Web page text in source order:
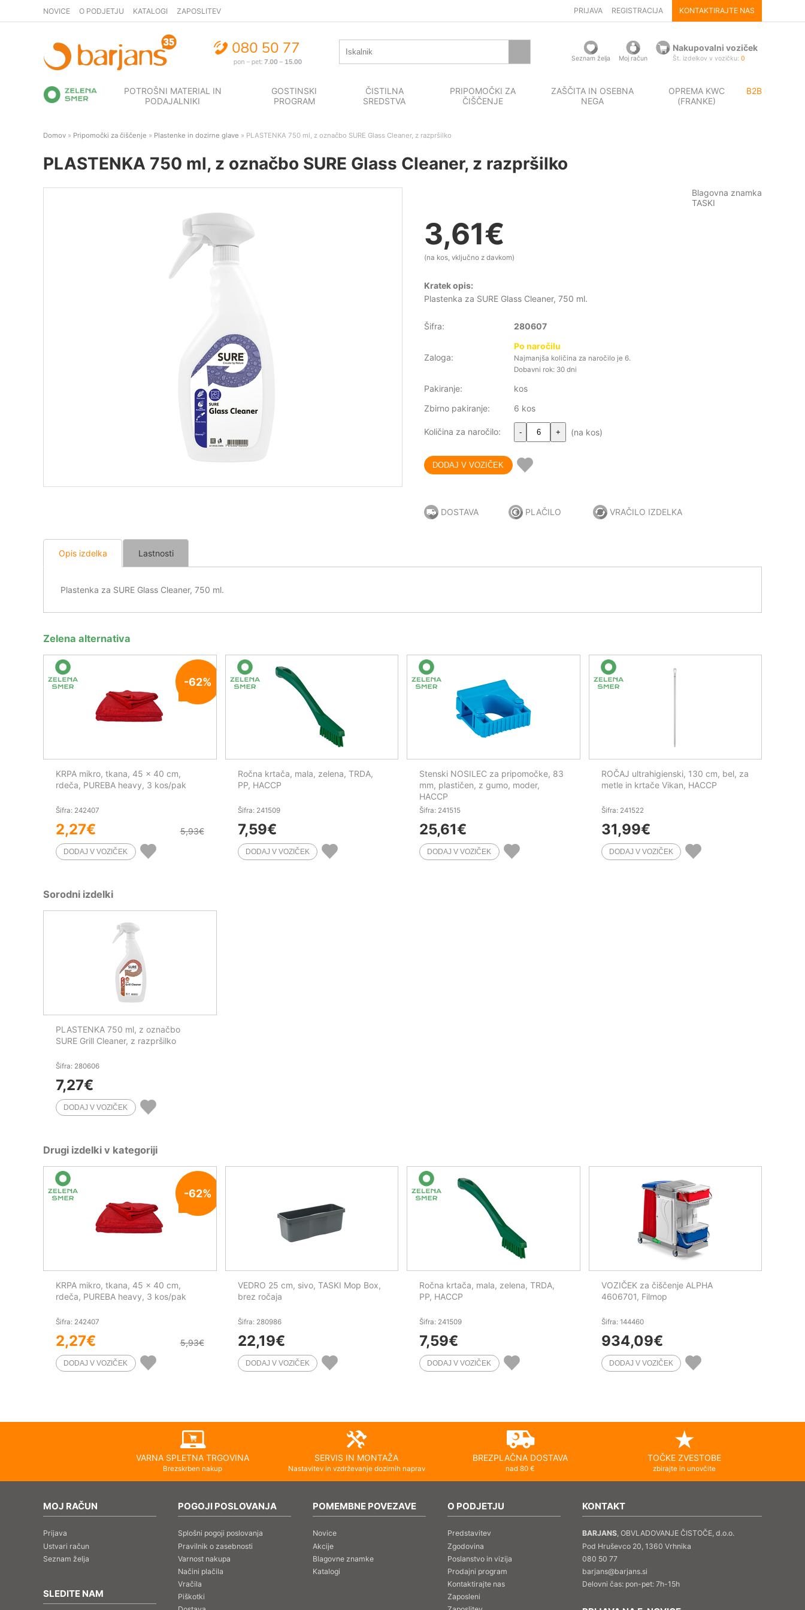
NOVICE O PODJETJU KATALOGI ZAPOSLITEV PRIJAVA REGISTRACIJA KONTAKTIRAJTE NAS
Seznam želja Moj račun
Nakupovalni voziček
Št. izdelkov v vozičku: 0
POTROŠNI MATERIAL IN
PODAJALNIKI
GOSTINSKI
PROGRAM
ČISTILNA
SREDSTVA
PRIPOMOČKI ZA
ČIŠČENJE
ZAŠČITA IN OSEBNA
NEGA
OPREMA KWC
(FRANKE)
B2B
Domov » Pripomočki za čiščenje » Plastenke in dozirne glave » PLASTENKA 750 ml, z označbo SURE Glass Cleaner, z razpršilko
PLASTENKA 750 ml, z označbo SURE Glass Cleaner, z razpršilko
Blagovna znamka
TASKI
3,61€
(na kos, vključno z davkom)
Kratek opis:
Plastenka za SURE Glass Cleaner, 750 ml.
Šifra: 280607
Zaloga:
Po naročilu
Najmanjša količina za naročilo je 6.
Dobavni rok: 30 dni
Pakiranje:
kos
Zbirno pakiranje:
6 kos
Količina za naročilo: - + (na kos)
DOSTAVA PLAČILO VRAČILO IZDELKA
Opis izdelka Lastnosti
Plastenka za SURE Glass Cleaner, 750 ml.
Zelena alternativa
-62%
KRPA mikro, tkana, 45 x 40 cm,
rdeča, PUREBA heavy, 3 kos/pak
Šifra: 242407
2,27€ 5,93€
Ročna krtača, mala, zelena, TRDA,
PP, HACCP
Šifra: 241509
7,59€
Stenski NOSILEC za pripomočke, 83
mm, plastičen, z gumo, moder,
HACCP
Šifra: 241515
25,61€
ROČAJ ultrahigienski, 130 cm, bel, za
metle in krtače Vikan, HACCP
Šifra: 241522
31,99€
Sorodni izdelki
PLASTENKA 750 ml, z označbo
SURE Grill Cleaner, z razpršilko
Šifra: 280606
7,27€
Drugi izdelki v kategoriji
-62%
KRPA mikro, tkana, 45 x 40 cm,
rdeča, PUREBA heavy, 3 kos/pak
Šifra: 242407
2,27€ 5,93€
VEDRO 25 cm, sivo, TASKI Mop Box,
brez ročaja
Šifra: 280986
22,19€
Ročna krtača, mala, zelena, TRDA,
PP, HACCP
Šifra: 241509
7,59€
VOZIČEK za čiščenje ALPHA
4606701, Filmop
Šifra: 144460
934,09€
VARNA SPLETNA TRGOVINA
Brezskrben nakup
SERVIS IN MONTAŽA
Nastavitev in vzdrževanje dozirnih naprav
BREZPLAČNA DOSTAVA
nad 80 €
TOČKE ZVESTOBE
zbirajte in unovčite
MOJ RAČUN
Prijava
Ustvari račun
Seznam želja
SLEDITE NAM
POGOJI POSLOVANJA
Splošni pogoji poslovanja
Pravilnik o zasebnosti
Varnost nakupa
Načini plačila
Vračila
Piškotki
POMEMBNE POVEZAVE
Novice
Akcije
Blagovne znamke
Katalogi
O PODJETJU
Predstavitev
Zgodovina
Poslanstvo in vizija
Prodajni program
Kontaktirajte nas
Zaposleni
KONTAKT
BARJANS, OBVLADOVANJE ČISTOČE, d.o.o.
Pod Hruševco 20, 1360 Vrhnika
080 50 77
barjans@barjans.si
Delovni čas: pon-pet: 7h-15h